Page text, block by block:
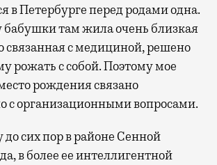
часто берет
чемодан, но и ноутбук.
все чаще превращается
время, а в возможность
дела или спланировать
например
билеты и рестораны.
в Петербурге перед родами одна.
бабушки там жила очень близкая
связанная с медициной, решено
рожать с собой. Поэтому мое
рождения связано
с организационными вопросами.
сих пор в районе Сенной
в более ее интеллигентной